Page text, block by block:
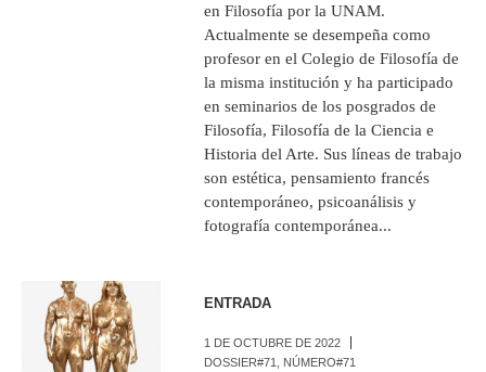
en Filosofía por la UNAM.
Actualmente se desempeña como
profesor en el Colegio de Filosofía de
la misma institución y ha participado
en seminarios de los posgrados de
Filosofía, Filosofía de la Ciencia e
Historia del Arte. Sus líneas de trabajo
son estética, pensamiento francés
contemporáneo, psicoanálisis y
fotografía contemporánea...
ENTRADA
1 DE OCTUBRE DE 2022
DOSSIER#71
NÚMERO#71